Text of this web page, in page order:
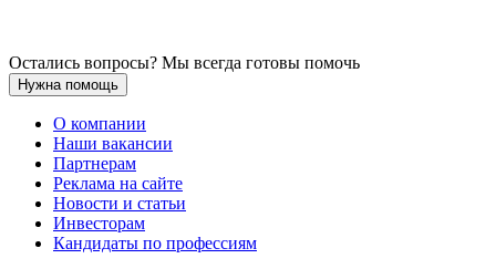
Остались вопросы? Мы всегда готовы помочь
Нужна помощь
О компании
Наши вакансии
Партнерам
Реклама на сайте
Новости и статьи
Инвесторам
Кандидаты по профессиям